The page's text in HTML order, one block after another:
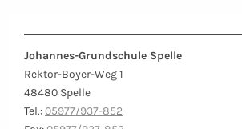
Johannes-Grundschule Spelle
Rektor-Boyer-Weg 1
48480 Spelle
Tel.:05977/937-852